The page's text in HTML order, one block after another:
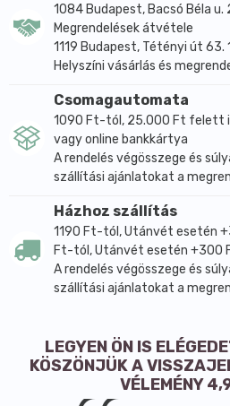
1084 Budapest, Bacsó Béla u.
Megrendelések átvétele
1119 Budapest, Tétényi út 63.
Helyszíni vásárlás és
Csomagautomata
1090 Ft-tól, 25.000 Ft felett
vagy online bankkártya
A rendelés végösszege és
szállítási ajánlatokat a
Házhoz szállítás
1190 Ft-tól, Utánvét esetén
Ft-tól, Utánvét esetén +300
A rendelés végösszege és
szállítási ajánlatokat a
LEGYEN ÖN IS
KÖSZÖNJÜK A
VÉLEMÉNY